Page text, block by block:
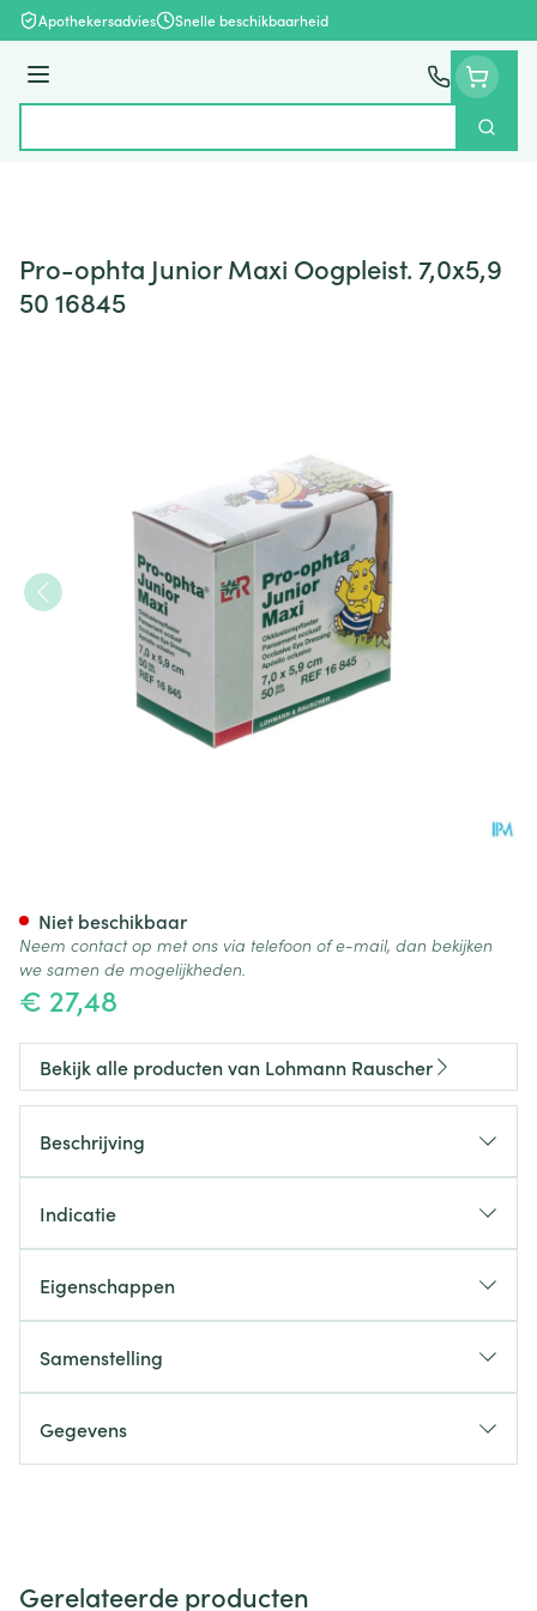
Ga naar de inhoud
Apothekersadvies Snelle beschikbaarheid
Menu
Zoek
Pro-ophta Junior Maxi Oogpleist. 7,0x5,9
50 16845
€ 27,48
Niet beschikbaar
Neem contact op met ons via telefoon of e-mail, dan bekijken
we samen de mogelijkheden.
Bekijk alle producten van Lohmann Rauscher
Beschrijving
Indicatie
Eigenschappen
Samenstelling
Gegevens
Gerelateerde producten